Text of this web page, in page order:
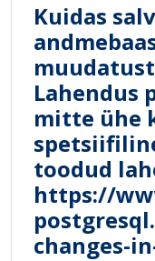
Kuidas
Lahendus
mitte ühe
toodud
https://
changes-